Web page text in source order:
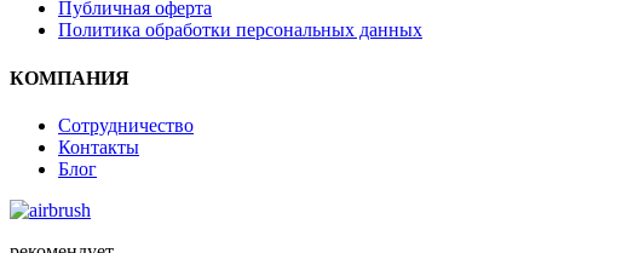
Публичная оферта
Политика обработки персональных данных
КОМПАНИЯ
Сотрудничество
Контакты
Блог